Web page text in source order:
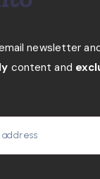
newsletter
content and